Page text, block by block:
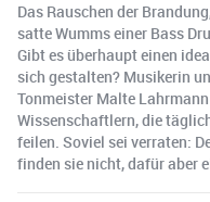
Das Rauschen der
satte Wumms einer Bass
Gibt es überhaupt einen
sich gestalten? Musikerin
Tonmeister Malte
Wissenschaftlern, die
feilen. Soviel sei verraten:
finden sie nicht, dafür aber